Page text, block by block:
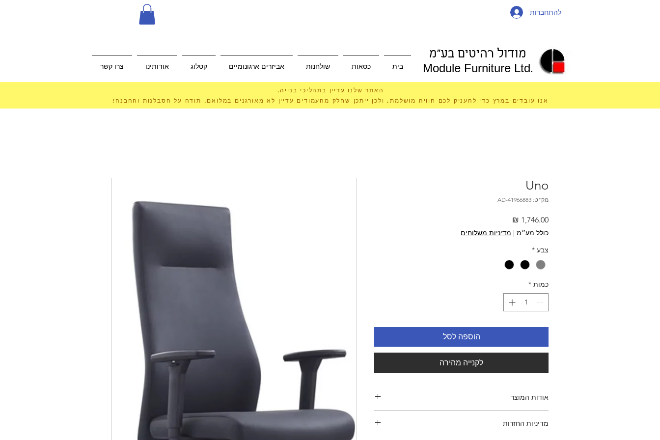
להתחברות
צרו קשר אודותינו קטלוג אביזרים ארגונומיים שולחנות כסאות בית
מודול רהיטים בע"מ
Module Furniture Ltd.
האתר שלנו עדיין בתהליכי בנייה.
אנו עובדים במרץ כדי להעניק לכם חוויה מושלמת, ולכן ייתכן שחלק מהעמודים עדיין לא מאורגנים במלואם. תודה על הסבלנות וההבנה!
Uno
מק"ט: AD-41966883
כולל מע״מ | מדיניות משלוחים
צבע *
כמות *
הוספה לסל
לקנייה מהירה
אודות המוצר
משענות ידיים מתכווננות לגובה, לעומק ולצדדים
מדיניות החזרות